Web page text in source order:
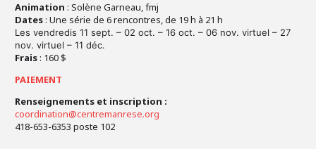
Animation : Solène Garneau, fmj
Dates: Une série de 6 rencontres, de 19 h à 21 h
Les vendredis 11 sept. – 02 oct. – 16 oct. – 06 nov. virtuel – 27
nov. virtuel – 11 déc.
Frais: 160 $
PAIEMENT
Renseignements et inscription :
coordination@centremanrese.org
418-653-6353 poste 102